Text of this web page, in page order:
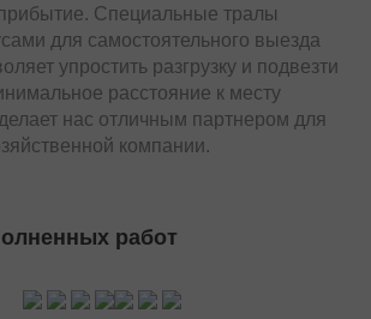
Специальные тралы
для самостоятельного выезда
упростить разгрузку и подвезти
расстояние к месту
нас отличным партнером для
компании.
работ